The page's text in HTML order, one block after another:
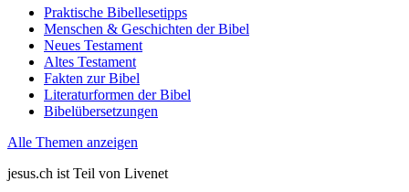
Praktische Bibellesetipps
Menschen & Geschichten der Bibel
Neues Testament
Altes Testament
Fakten zur Bibel
Literaturformen der Bibel
Bibelübersetzungen
Alle Themen anzeigen
jesus.ch ist Teil von Livenet